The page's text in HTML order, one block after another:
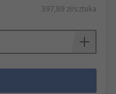
397,89 zł/sztuka